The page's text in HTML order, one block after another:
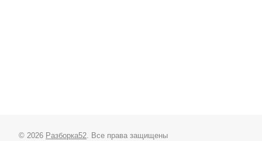
© 2026 Разборка52. Все права защищены